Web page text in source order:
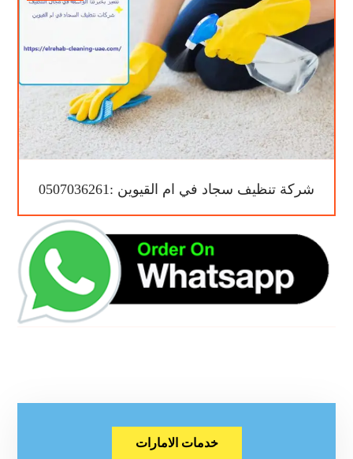
شركة تنظيف سجاد في ام القيوين :0507036261
خدمات الامارات